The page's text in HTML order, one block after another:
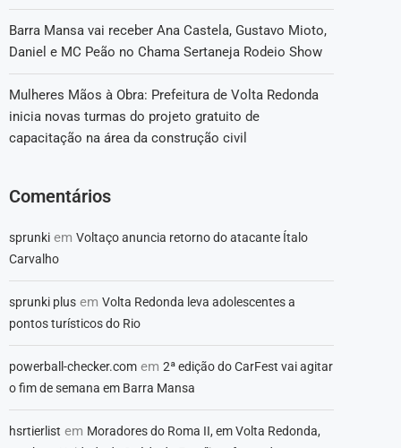
Barra Mansa vai receber Ana Castela, Gustavo Mioto,
Daniel e MC Peão no Chama Sertaneja Rodeio Show
Mulheres Mãos à Obra: Prefeitura de Volta Redonda
inicia novas turmas do projeto gratuito de
capacitação na área da construção civil
Comentários
sprunki em Voltaço anuncia retorno do atacante Ítalo
Carvalho
sprunki plus em Volta Redonda leva adolescentes a
pontos turísticos do Rio
powerball-checker.com em 2ª edição do CarFest vai agitar
o fim de semana em Barra Mansa
hsrtierlist em Moradores do Roma II, em Volta Redonda,